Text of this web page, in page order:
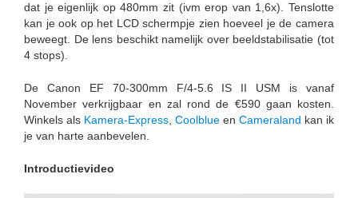
dat je eigenlijk op 480mm zit (ivm erop van 1,6x). Tenslotte
kan je ook op het LCD schermpje zien hoeveel je de camera
beweegt. De lens beschikt namelijk over beeldstabilisatie (tot
4 stops).
De Canon EF 70-300mm F/4-5.6 IS II USM is vanaf
November verkrijgbaar en zal rond de €590 gaan kosten.
Winkels als Kamera-Express Coolblue en Cameraland kan ik
je van harte aanbevelen.
Introductievideo